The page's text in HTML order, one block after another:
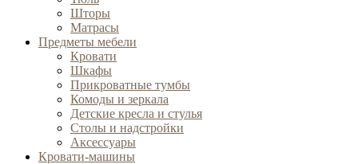
Шторы
Матрасы
Предметы мебели
Кровати
Шкафы
Прикроватные тумбы
Комоды и зеркала
Детские кресла и стулья
Столы и надстройки
Аксессуары
Кровати-машины